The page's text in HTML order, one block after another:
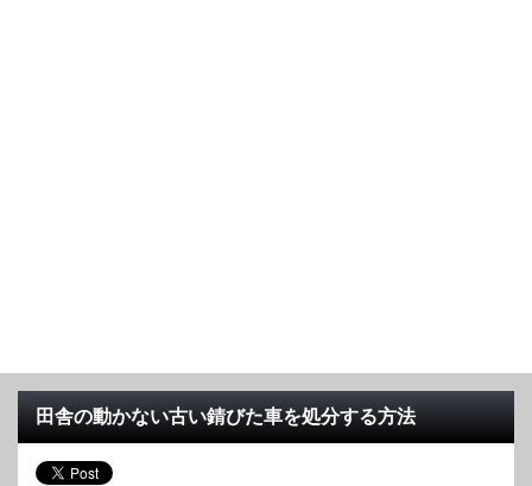
田舎の動かない古い錆びた車を処分する方法